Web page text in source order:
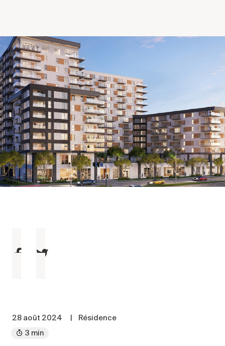
Comprendre les coûts
Les 6 étapes de décision
Votre arrivée en résidence
Témoignages
Ce qui est inclus
Votre appartement
Aires communes
Activités
Commerces intégrés
Services optionnels
Stationnement
Notre approche
Les 8 étapes d’emménagement
28 août 2024
Résidence
3 min